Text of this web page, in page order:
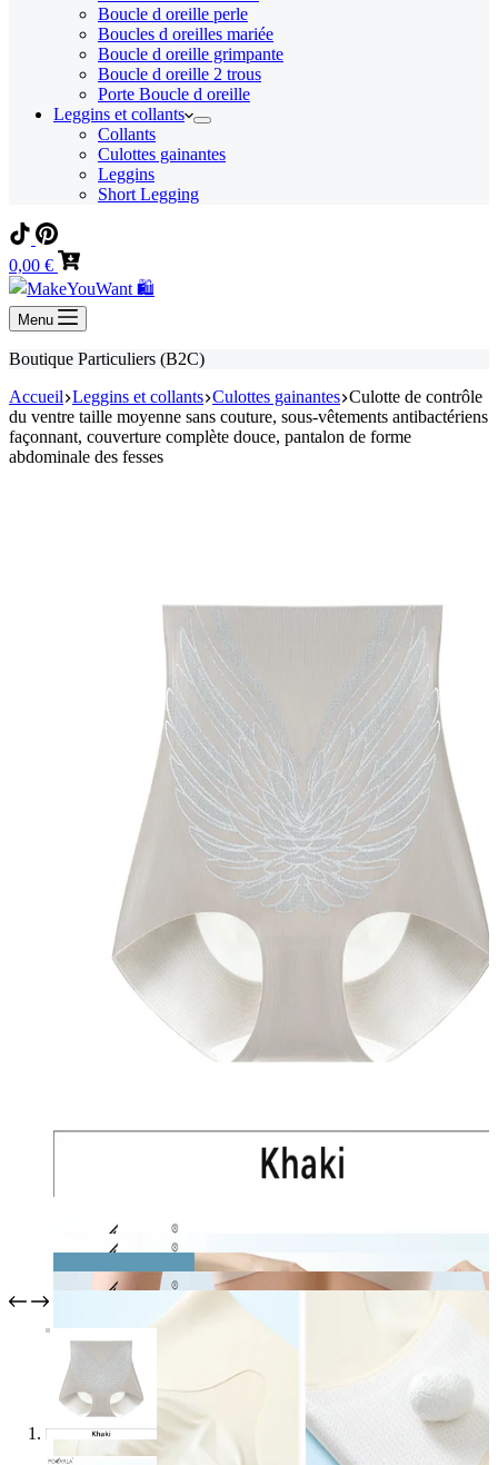
Boucle d oreille perle
Boucles d oreilles mariée
Boucle d oreille grimpante
Boucle d oreille 2 trous
Porte Boucle d oreille
Leggins et collants
Collants
Culottes gainantes
Leggins
Short Legging
Panier
d’achat
0,00 €
Menu
Boutique Particuliers (B2C)
Accueil Leggins et collants Culottes gainantes Culotte de contrôle
du ventre taille moyenne sans couture, sous-vêtements antibactériens
façonnant, couverture complète douce, pantalon de forme
abdominale des fesses